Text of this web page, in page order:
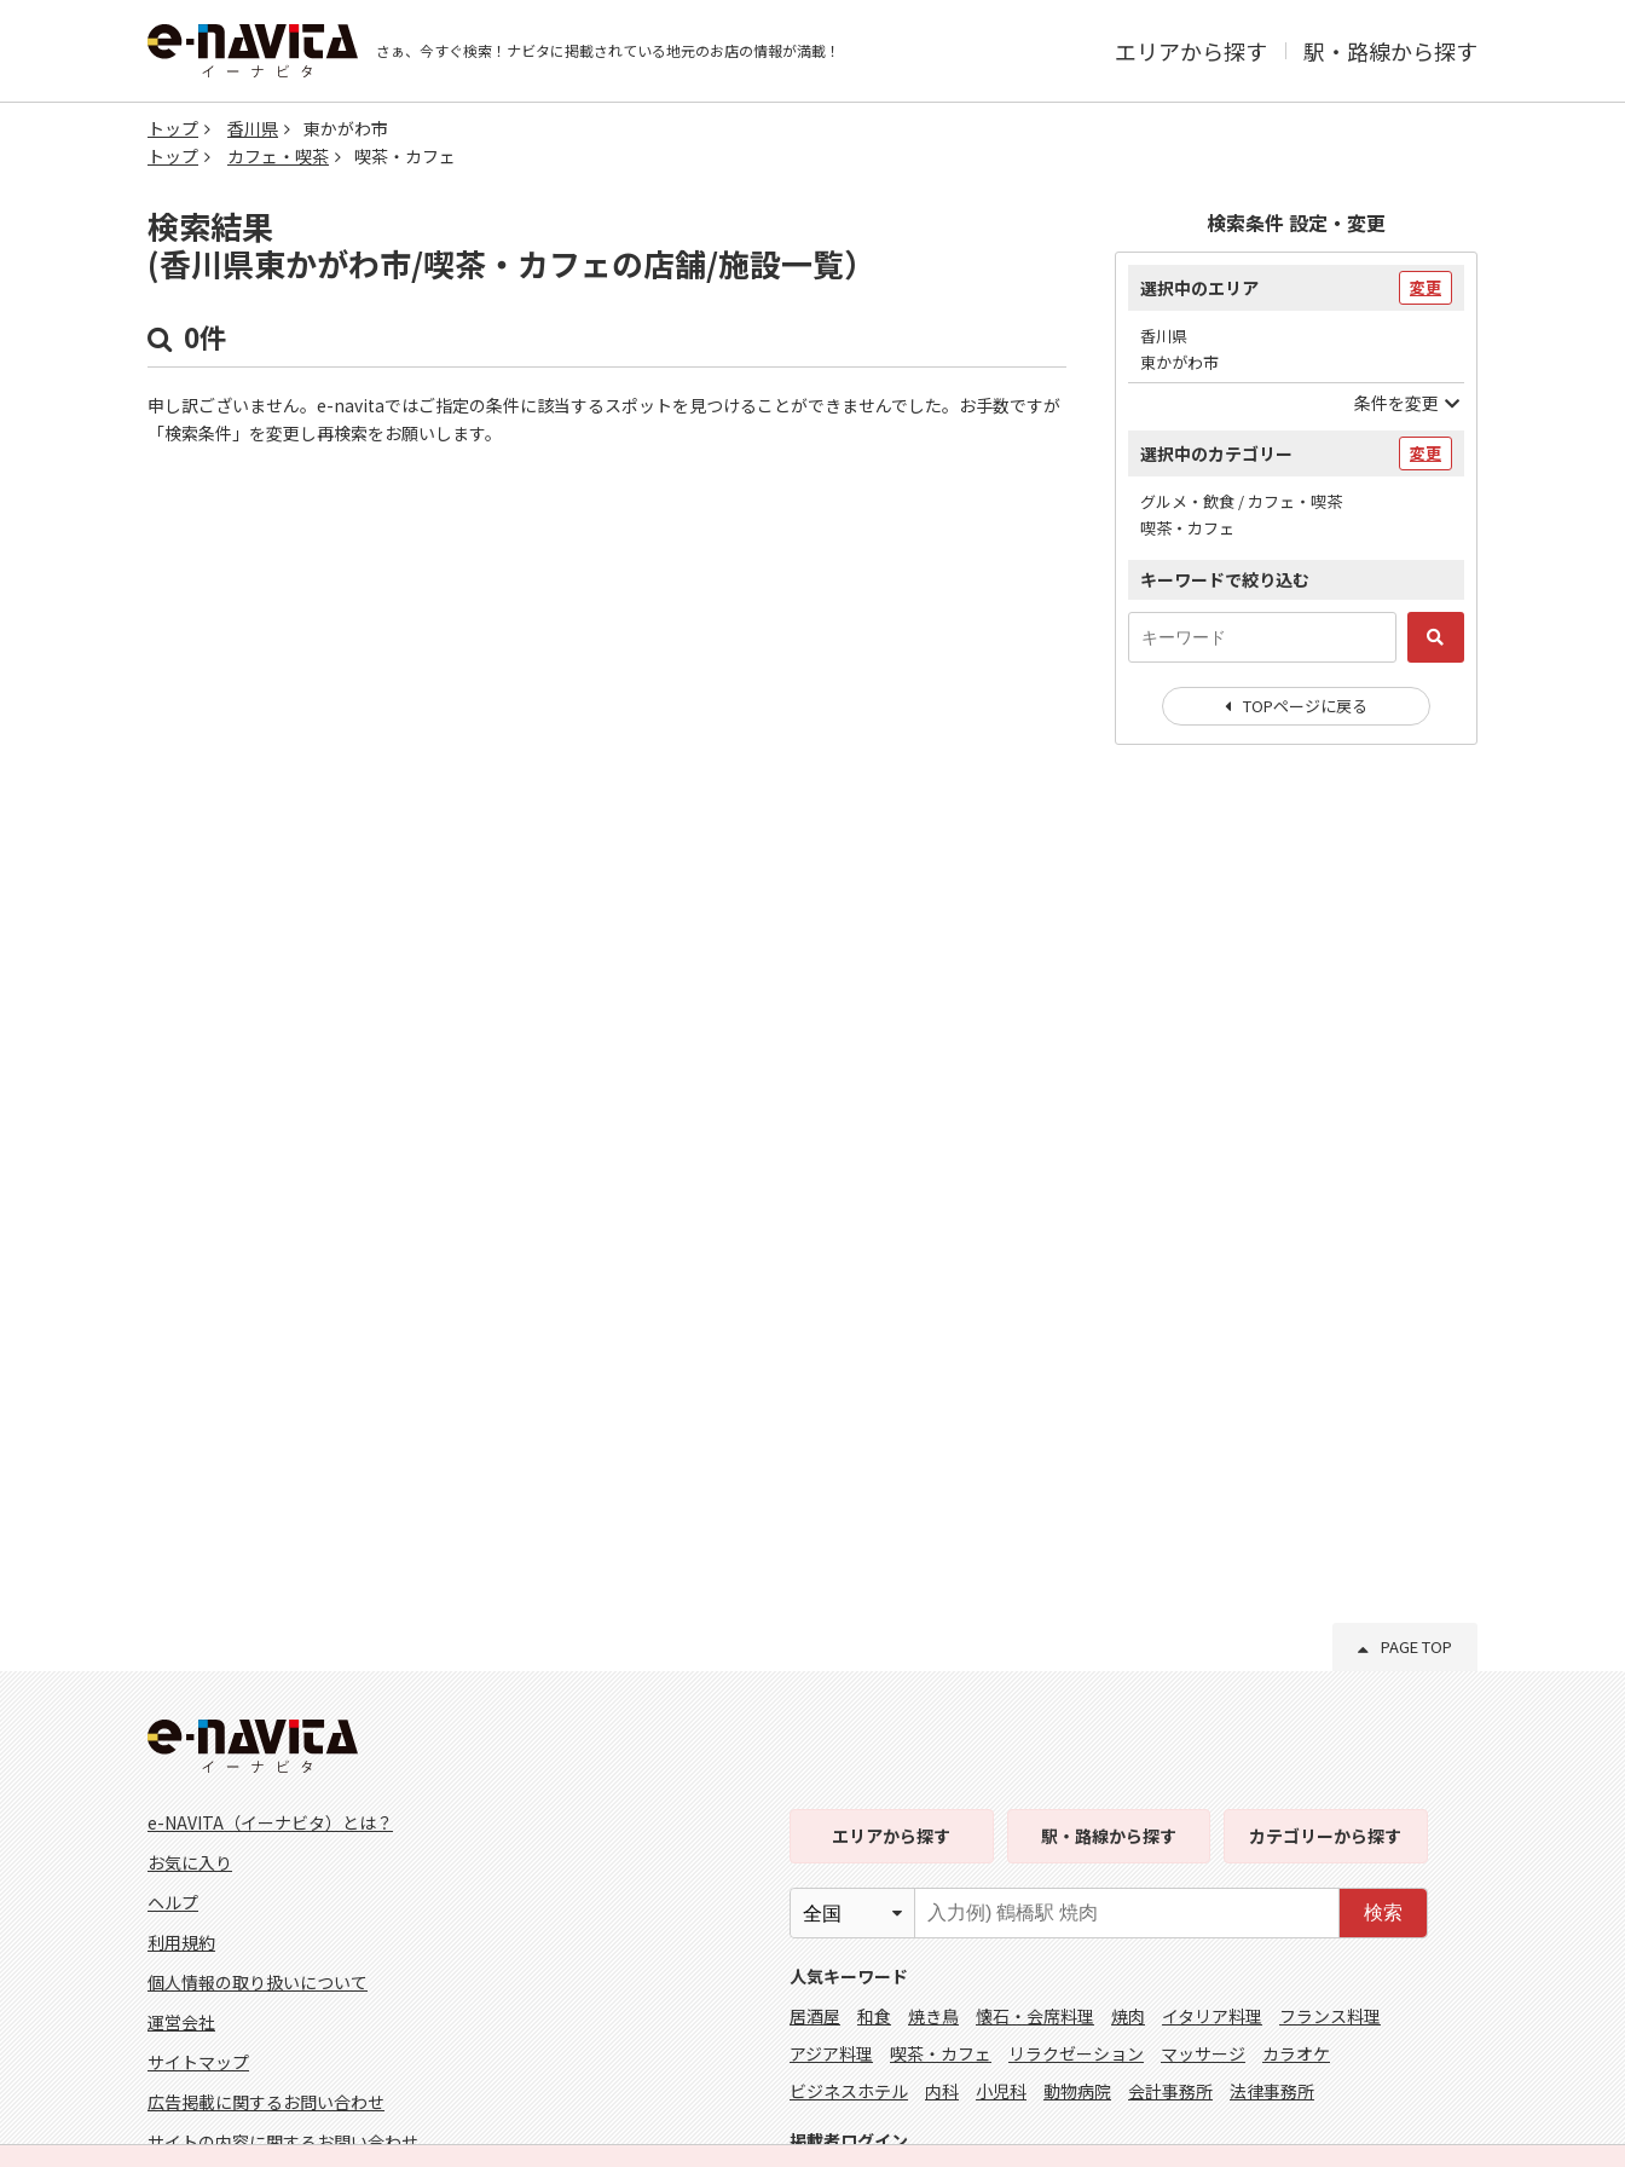
さぁ、今すぐ検索！ ナビタに掲載されている地元のお店の情報が満載！ エリアから探す 駅・路線から探す
トップ 香川県
東かがわ市
トップ
カフェ・喫茶 喫茶・カフェ
検索結果
(香川県東かがわ市/喫茶・カフェの店舗/施設一覧）
0件
申し訳ございません。e-navitaではご指定の条件に該当するスポットを見つけることができませんでした。お手数ですが
「検索条件」を変更し再検索をお願いします。
検索条件 設定・変更
選択中のエリア 変更
香川県
東かがわ市
条件を変更
選択中のカテゴリー 変更
グルメ・飲食 / カフェ・喫茶
喫茶・カフェ
キーワードで絞り込む
TOPページに戻る
PAGE TOP
e-NAVITA（イーナビタ）とは？
お気に入り
ヘルプ
利用規約
個人情報の取り扱いについて
運営会社
サイトマップ
広告掲載に関するお問い合わせ
サイトの内容に関するお問い合わせ
エリアから探す 駅・路線から探す カテゴリーから探す
検索
人気キーワード
居酒屋
和食 焼き鳥 懐石・会席料理 焼肉 イタリア料理
フランス料理
アジア料理
喫茶・カフェ リラクゼーション マッサージ
カラオケ
ビジネスホテル
内科 小児科 動物病院 会計事務所 法律事務所
掲載者ログイン